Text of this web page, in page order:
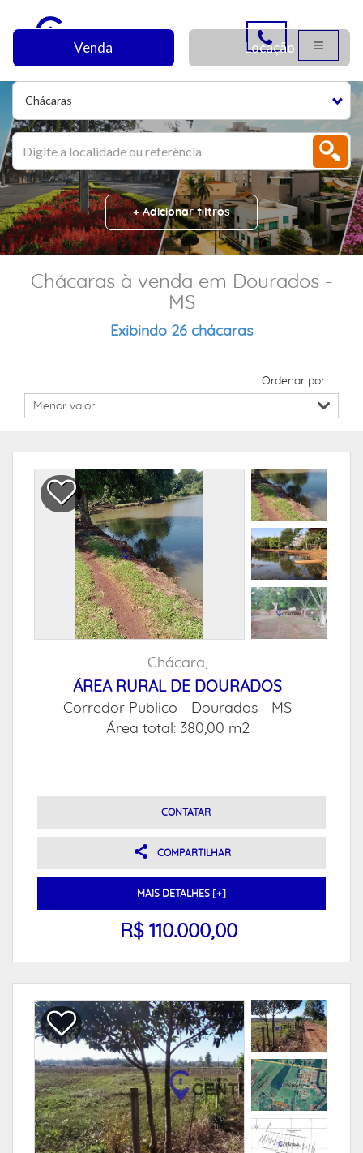
Chácaras
Venda Locação
+ Adicionar filtros
Chácaras à venda em Dourados -
MS
Exibindo 26 chácaras
Ordenar por:
Chácara,
ÁREA RURAL DE DOURADOS
Corredor Publico - Dourados - MS
Área total: 380,00 m2
CONTATAR
COMPARTILHAR
MAIS DETALHES [+]
R$ 110.000,00